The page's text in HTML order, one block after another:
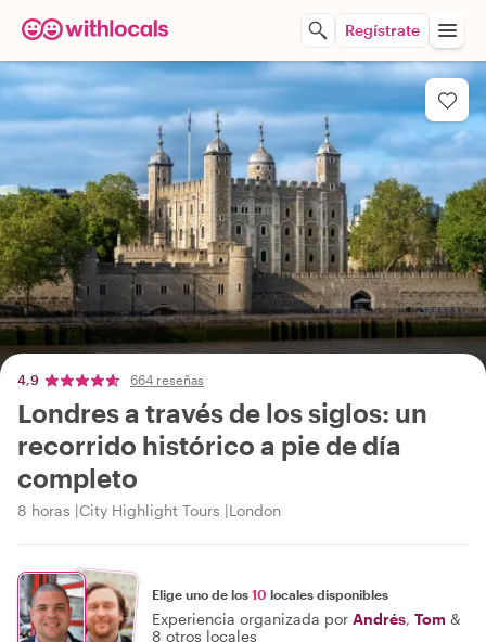
Regístrate
4,9 664 reseñas
Londres a través de los siglos: un
recorrido histórico a pie de día
completo
8 horas City Highlight Tours London
Elige uno de los 10 locales disponibles
Experiencia organizada por Andrés, Tom &
8 otros locales